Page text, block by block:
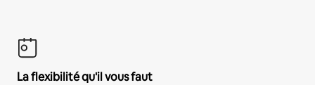
La flexibilité qu'il vous faut